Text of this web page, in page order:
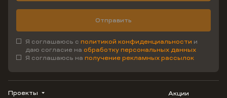
Отправить
Я соглашаюсь с политикой конфиденциальности и
даю согласие на обработку персональных данных
Я соглашаюсь на получение рекламных рассылок
Проекты Акции